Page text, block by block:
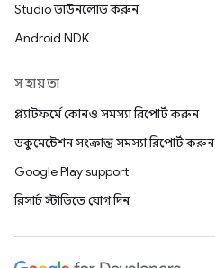
Studio ডাউনলোড করুন
Android NDK
সহায়তা
প্ল্যাটফর্মে কোনও সমস্যা রিপোর্ট করুন
ডকুমেন্টেশন সংক্রান্ত সমস্যা রিপোর্ট করুন
Google Play support
রিসার্চ স্টাডিতে যোগ দিন